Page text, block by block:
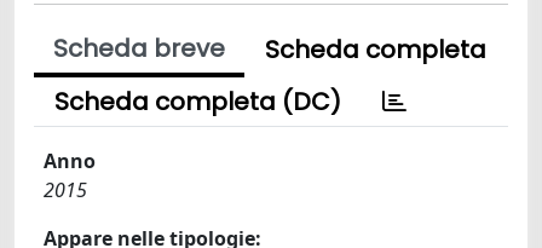
Scheda breve
Scheda completa
Scheda completa (DC)
Anno
2015
Appare nelle tipologie: